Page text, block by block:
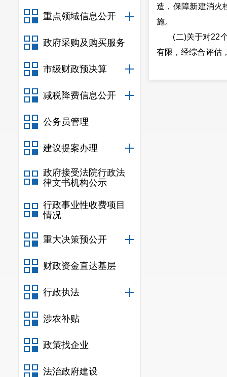
重点领域信息公开
政府采购及购买服务
市级财政预决算
减税降费信息公开
公务员管理
建议提案办理
政府接受法院行政法
律文书机构公示
行政事业性收费项目
情况
重大决策预公开
财政资金直达基层
行政执法
涉农补贴
政策找企业
法治政府建设
造，保障新建消火
施。
(二)关于对22个
有限，经综合评估